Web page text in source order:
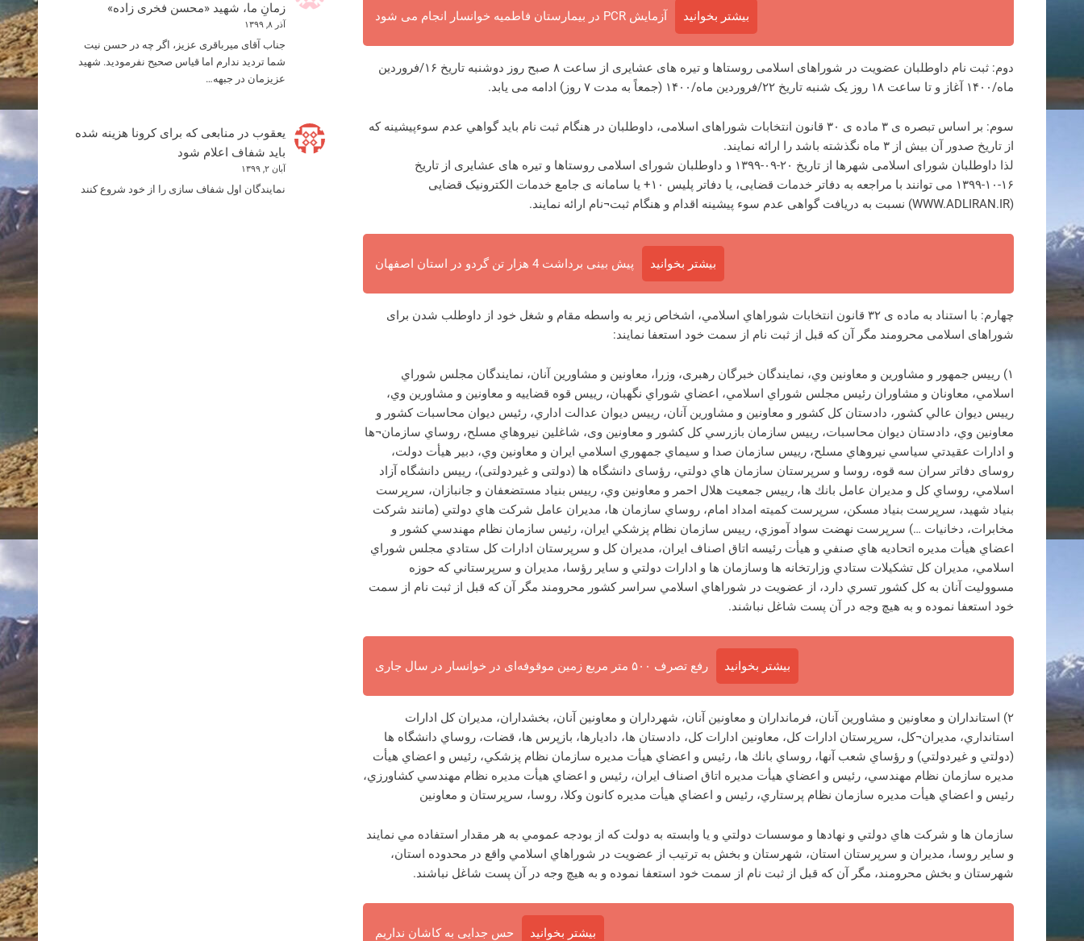
بیشتر بخوانید آزمایش PCR در بیمارستان فاطمیه خوانسار انجام می شود
دوم: ثبت نام داوطلبان عضویت در شوراهای اسلامی روستاها و تیره های عشایری از ساعت ۸ صبح روز دوشنبه تاریخ ۱۶/فروردین
ماه/۱۴۰۰ آغاز و تا ساعت ۱۸ روز یک شنبه تاریخ ۲۲/فروردین ماه/۱۴۰۰ (جمعاً به مدت ۷ روز) ادامه می یابد.
سوم: بر اساس تبصره ی ۳ ماده ی ۳۰ قانون انتخابات شوراهای اسلامی، داوطلبان در هنگام ثبت نام باید گواهي عدم سوءپيشينه که
از تاریخ صدور آن بیش از ۳ ماه نگذشته باشد را ارائه نمایند.
لذا داوطلبان شورای اسلامی شهرها از تاریخ ۲۰-۰۹-۱۳۹۹ و داوطلبان شورای اسلامی روستاها و تیره های عشایری از تاریخ
۱۶-۱۰-۱۳۹۹ می توانند با مراجعه به دفاتر خدمات قضایی، یا دفاتر پلیس ۱۰+ یا سامانه ی جامع خدمات الکترونیک قضایی
(WWW.ADLIRAN.IR) نسبت به دریافت گواهی عدم سوء پیشینه اقدام و هنگام ثبت¬نام ارائه نمایند.
بیشتر بخوانید پیش بینی برداشت 4 هزار تن گردو در استان اصفهان
چهارم: با استناد به ماده ی ۳۲ قانون انتخابات شوراهاي اسلامي، اشخاص زير به واسطه مقام و شغل خود از داوطلب شدن برای
شوراهای اسلامی محرومند مگر آن كه قبل از ثبت نام از سمت خود استعفا نمایند:
۱) رييس جمهور و مشاورين و معاونين وي، نمایندگان خبرگان رهبری، وزرا، معاونين و مشاورين آنان، نمايندگان مجلس شوراي
اسلامي، معاونان و مشاوران رئيس مجلس شوراي اسلامي، اعضاي شوراي نگهبان، رييس قوه قضاييه و معاونين و مشاورين وي،
رييس ديوان عالي كشور، دادستان كل كشور و معاونين و مشاورين آنان، رييس ديوان عدالت اداري، رئیس دیوان محاسبات کشور و
معاونين وي، دادستان ديوان محاسبات، رييس سازمان بازرسي كل كشور و معاونین وی، شاغلين نيروهاي مسلح، روساي سازمان¬ها
و ادارات عقيدتي سياسي نيروهاي مسلح، رييس سازمان صدا و سيماي جمهوري اسلامي ايران و معاونين وي، دبیر هیأت دولت،
روسای دفاتر سران سه قوه، روسا و سرپرستان سازمان هاي دولتي، رؤسای دانشگاه ها (دولتی و غیردولتی)، رييس دانشگاه آزاد
اسلامي، روساي كل و مديران عامل بانك ها، رييس جمعيت هلال احمر و معاونين وي، رييس بنياد مستضعفان و جانبازان، سرپرست
بنياد شهيد، سرپرست بنياد مسكن، سرپرست كميته امداد امام، روساي سازمان ها، مديران عامل شركت هاي دولتي (مانند شركت
مخابرات، دخانيات …) سرپرست نهضت سواد آموزي، رييس سازمان نظام پزشكي ايران، رئيس سازمان نظام مهندسي كشور و
اعضاي هيأت مديره اتحاديه هاي صنفي و هيأت رئيسه اتاق اصناف ايران، مديران كل و سرپرستان ادارات كل ستادي مجلس شوراي
اسلامي، مديران كل تشكيلات ستادي وزارتخانه ها وسازمان ها و ادارات دولتي و ساير رؤسا، مديران و سرپرستاني كه حوزه
مسووليت آنان به كل كشور تسري دارد، از عضويت در شوراهاي اسلامي سراسر كشور محرومند مگر آن كه قبل از ثبت نام از سمت
خود استعفا نموده و به هيچ وجه در آن پست شاغل نباشند.
بیشتر بخوانید رفع تصرف ۵۰۰ متر مربع زمین موقوفه‌ای در خوانسار در سال جاری
۲) استانداران و معاونين و مشاورين آنان، فرمانداران و معاونين آنان، شهرداران و معاونین آنان، بخشداران، مديران كل ادارات
استانداري، مديران¬كل، سرپرستان ادارات كل، معاونين ادارات كل، دادستان ها، داديارها، بازپرس ها، قضات، روساي دانشگاه ها
(دولتي و غيردولتي) و رؤساي شعب آنها، روساي بانك ها، رئيس و اعضاي هيأت مديره سازمان نظام پزشكي، رئيس و اعضاي هيأت
مديره سازمان نظام مهندسي، رئيس و اعضاي هيأت مديره اتاق اصناف ايران، رئيس و اعضاي هيأت مديره نظام مهندسي كشاورزي،
رئيس و اعضاي هيأت مديره سازمان نظام پرستاري، رئيس و اعضاي هيأت مديره كانون وكلا، روسا، سرپرستان و معاونين
سازمان ها و شركت هاي دولتي و نهادها و موسسات دولتي و يا وابسته به دولت كه از بودجه عمومي به هر مقدار استفاده مي نمايند
و ساير روسا، مديران و سرپرستان استان، شهرستان و بخش به ترتيب از عضويت در شوراهاي اسلامي واقع در محدوده استان،
شهرستان و بخش محرومند، مگر آن كه قبل از ثبت نام از سمت خود استعفا نموده و به هيچ وجه در آن پست شاغل نباشند.
بیشتر بخوانید حس جدایی به کاشان نداریم
زمانِ ما، شهید «محسن فخری زاده»
آذر ۸, ۱۳۹۹
جناب آقای میرباقری عزیز، اگر چه در حسن نیت
شما تردید ندارم اما قیاس صحیح نفرمودید. شهید
عزیزمان در جبهه…
یعقوب در منابعی که برای کرونا هزینه شده
باید شفاف اعلام شود
آبان ۲, ۱۳۹۹
نمایندگان اول شفاف سازی را از خود شروع کنند